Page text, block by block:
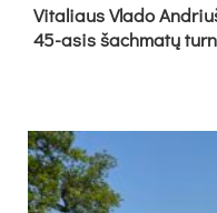
Vi­ta­liaus Vla­do
45-asis šach­ma­tų